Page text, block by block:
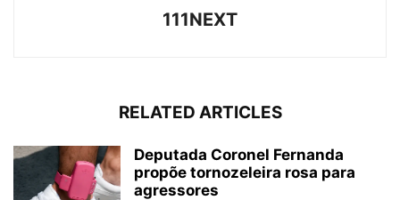
111NEXT
RELATED ARTICLES
Deputada Coronel Fernanda
propõe tornozeleira rosa para
agressores